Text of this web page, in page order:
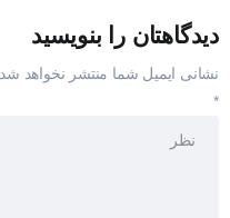
دیدگاهتان را بنویسید
نشانی ایمیل شما منتشر نخواهد شد.
*